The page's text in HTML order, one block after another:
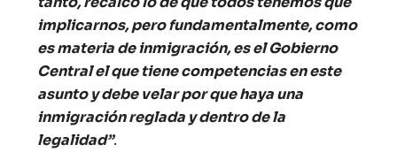
implicarnos, pero fundamentalmente, como
es materia de inmigración, es el Gobierno
Central el que tiene competencias en este
asunto y debe velar por que haya una
inmigración reglada y dentro de la
legalidad”.